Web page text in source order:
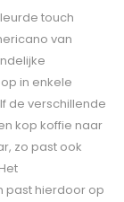
touch
van
in enkele
de verschillende
kop koffie naar
zo past ook
past hierdoor op